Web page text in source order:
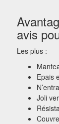
avis
Les plus :
Epais
Joli